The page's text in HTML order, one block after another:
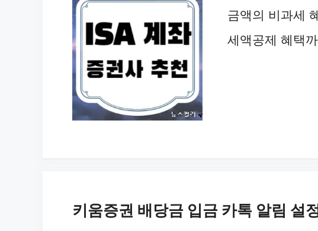
금액의 비과세
세액공제 혜택
키움증권 배당금 입금 카톡 알림 설